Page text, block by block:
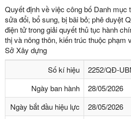
Quyết định về việc công bố Danh mục
sửa đổi, bổ sung, bị bãi bỏ; phê duyệt
điện tử trong giải quyết thủ tục hành
thị và nông thôn, kiến trúc thuộc phạm
Sở Xây dựng
Số kí hiệu
2252/QĐ-
Ngày ban hành
28/05/2026
Ngày bắt đầu hiệu lực
28/05/2026